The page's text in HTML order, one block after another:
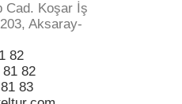
Cad. Koşar İş
Aksaray-
82
82
83